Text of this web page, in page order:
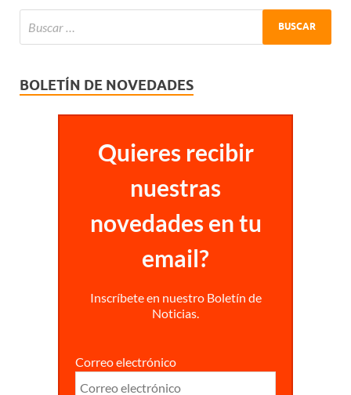
BOLETÍN DE NOVEDADES
Quieres recibir
nuestras
novedades en tu
email?
Inscríbete en nuestro Boletín de
Noticias.
Correo electrónico